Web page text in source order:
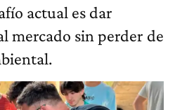
actual es dar
mercado sin perder de